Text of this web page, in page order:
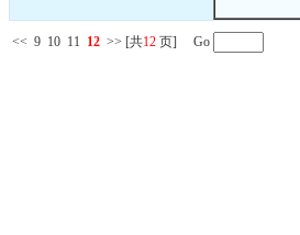
<< 9 10 11 12 >> [共12 页] Go